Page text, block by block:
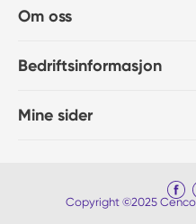
Om oss
Bedriftsinformasjon
Mine sider
Copyright ©2025